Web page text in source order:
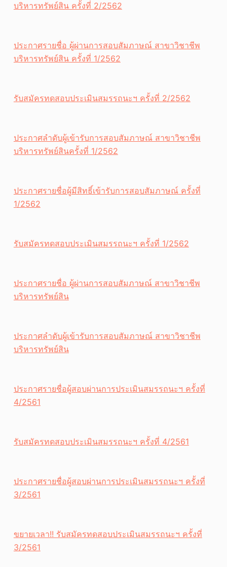
บริหารทรัพย์สิน ครั้งที่ 2/2562
ประกาศรายชื่อ ผู้ผ่านการสอบสัมภาษณ์ สาขาวิชาชีพ
บริหารทรัพย์สิน ครั้งที่ 1/2562
รับสมัครทดสอบประเมินสมรรถนะฯ ครั้งที่ 2/2562
ประกาศลำดับผู้เข้ารับการสอบสัมภาษณ์ สาขาวิชาชีพ
บริหารทรัพย์สินครั้งที่ 1/2562
ประกาศรายชื่อผู้มีสิทธิ์เข้ารับการสอบสัมภาษณ์ ครั้งที่
1/2562
รับสมัครทดสอบประเมินสมรรถนะฯ ครั้งที่ 1/2562
ประกาศรายชื่อ ผู้ผ่านการสอบสัมภาษณ์ สาขาวิชาชีพ
บริหารทรัพย์สิน
ประกาศลำดับผู้เข้ารับการสอบสัมภาษณ์ สาขาวิชาชีพ
บริหารทรัพย์สิน
ประกาศรายชื่อผู้สอบผ่านการประเมินสมรรถนะฯ ครั้งที่
4/2561
รับสมัครทดสอบประเมินสมรรถนะฯ ครั้งที่ 4/2561
ประกาศรายชื่อผู้สอบผ่านการประเมินสมรรถนะฯ ครั้งที่
3/2561
ขยายเวลา!! รับสมัครทดสอบประเมินสมรรถนะฯ ครั้งที่
3/2561